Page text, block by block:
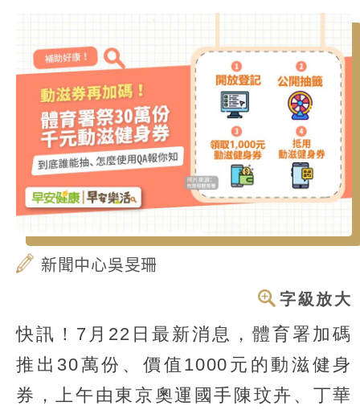
新聞中心吳旻珊
字級放大
快訊！7月22日最新消息，體育署加碼
推出30萬份、價值1000元的動滋健身
券，上午由東京奧運國手陳玟卉、丁華